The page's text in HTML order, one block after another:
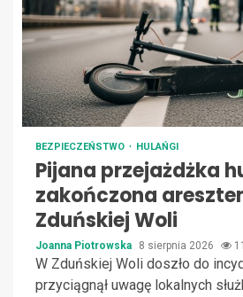
BEZPIECZEŃSTWO HULAŃGI
Pijana przejażdżka
zakończona
Zduńskiej Woli
Joanna Piotrowska 8 sierpnia 2026 11
W Zduńskiej Woli doszło do
przyciągnął uwagę lokalnych